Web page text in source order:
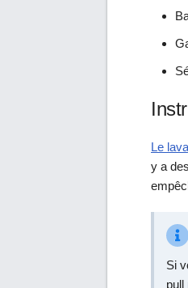
Le
y a
Si
pull